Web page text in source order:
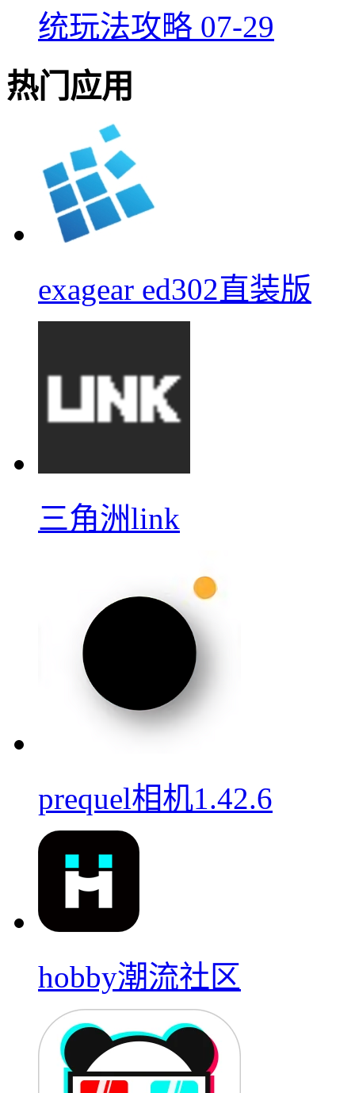
统玩法攻略 07-29
热门应用
exagear ed302直装版
三角洲link
prequel相机1.42.6
hobby潮流社区